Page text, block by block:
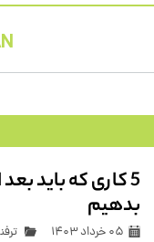
خروج از حساب کاربری
5 کاری که باید
بدهیم
۰۵ خرداد ۱۴۰۳